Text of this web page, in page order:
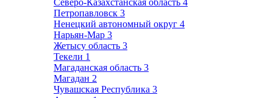
Северо-Казахстанская область 4
Петропавловск 3
Ненецкий автономный округ 4
Нарьян-Мар 3
Жетысу область 3
Текели 1
Магаданская область 3
Магадан 2
Чувашская Республика 3